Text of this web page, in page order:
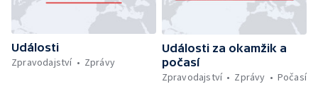
Události
Zpravodajství
Zprávy
Události za okamžik a
počasí
Zpravodajství
Zprávy Počasí